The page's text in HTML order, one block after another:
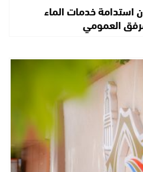
استدامة خدمات الماء
العمومي